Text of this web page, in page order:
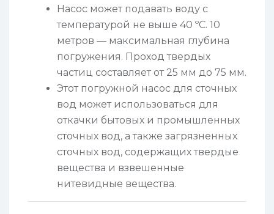
Насос может подавать воду с
температурой не выше 40 ºC. 10
метров — максимальная глубина
погружения. Проход твердых
частиц составляет от 25 мм до 75 мм.
Этот погружной насос для сточных
вод может использоваться для
откачки бытовых и промышленных
сточных вод, а также загрязненных
сточных вод, содержащих твердые
вещества и взвешенные
нитевидные вещества.